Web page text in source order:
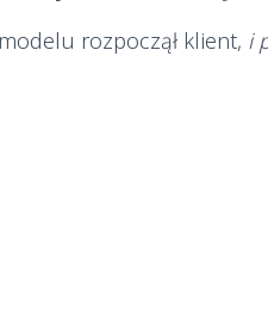
rozpoczął klient, i